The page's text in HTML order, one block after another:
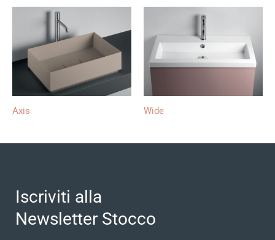
Axis Wide
Iscriviti alla
Newsletter Stocco